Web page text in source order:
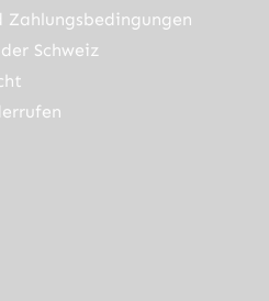
Zahlungsbedingungen
Schweiz